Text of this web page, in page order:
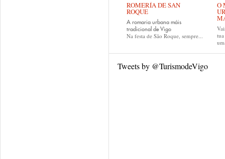
ROMERÍA DE SAN
ROQUE
A romaria urbana máis
tradicional de Vigo
Na festa de São Roque, sempre...
O
Tweets by @TurismodeVigo